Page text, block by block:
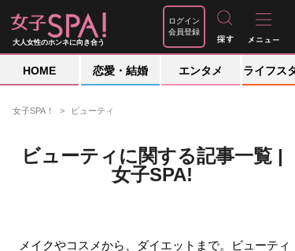
大人女性のホンネに向き合う
ログイン
会員登録
HOME 恋愛・結婚 エンタメ ライフス
女子SPA！ ビューティ
ビューティに関する記事一覧 |
女子SPA!
メイクやコスメから、ダイエットまで。ビューティ